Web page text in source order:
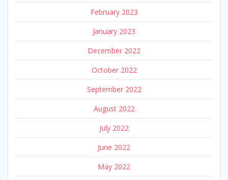
February 2023
January 2023
December 2022
October 2022
September 2022
August 2022
July 2022
June 2022
May 2022